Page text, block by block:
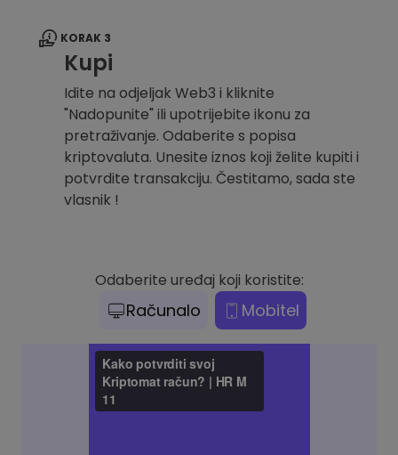
KORAK 3
Kupi
Idite na odjeljak Web3 i kliknite
"Nadopunite" ili upotrijebite ikonu za
pretraživanje. Odaberite s popisa
kriptovaluta. Unesite iznos koji želite kupiti i
potvrdite transakciju. Čestitamo, sada ste
vlasnik !
Odaberite uređaj koji koristite:
Računalo Mobitel